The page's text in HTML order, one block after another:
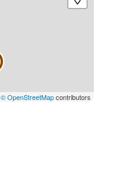
© OpenStreetMapcontributors